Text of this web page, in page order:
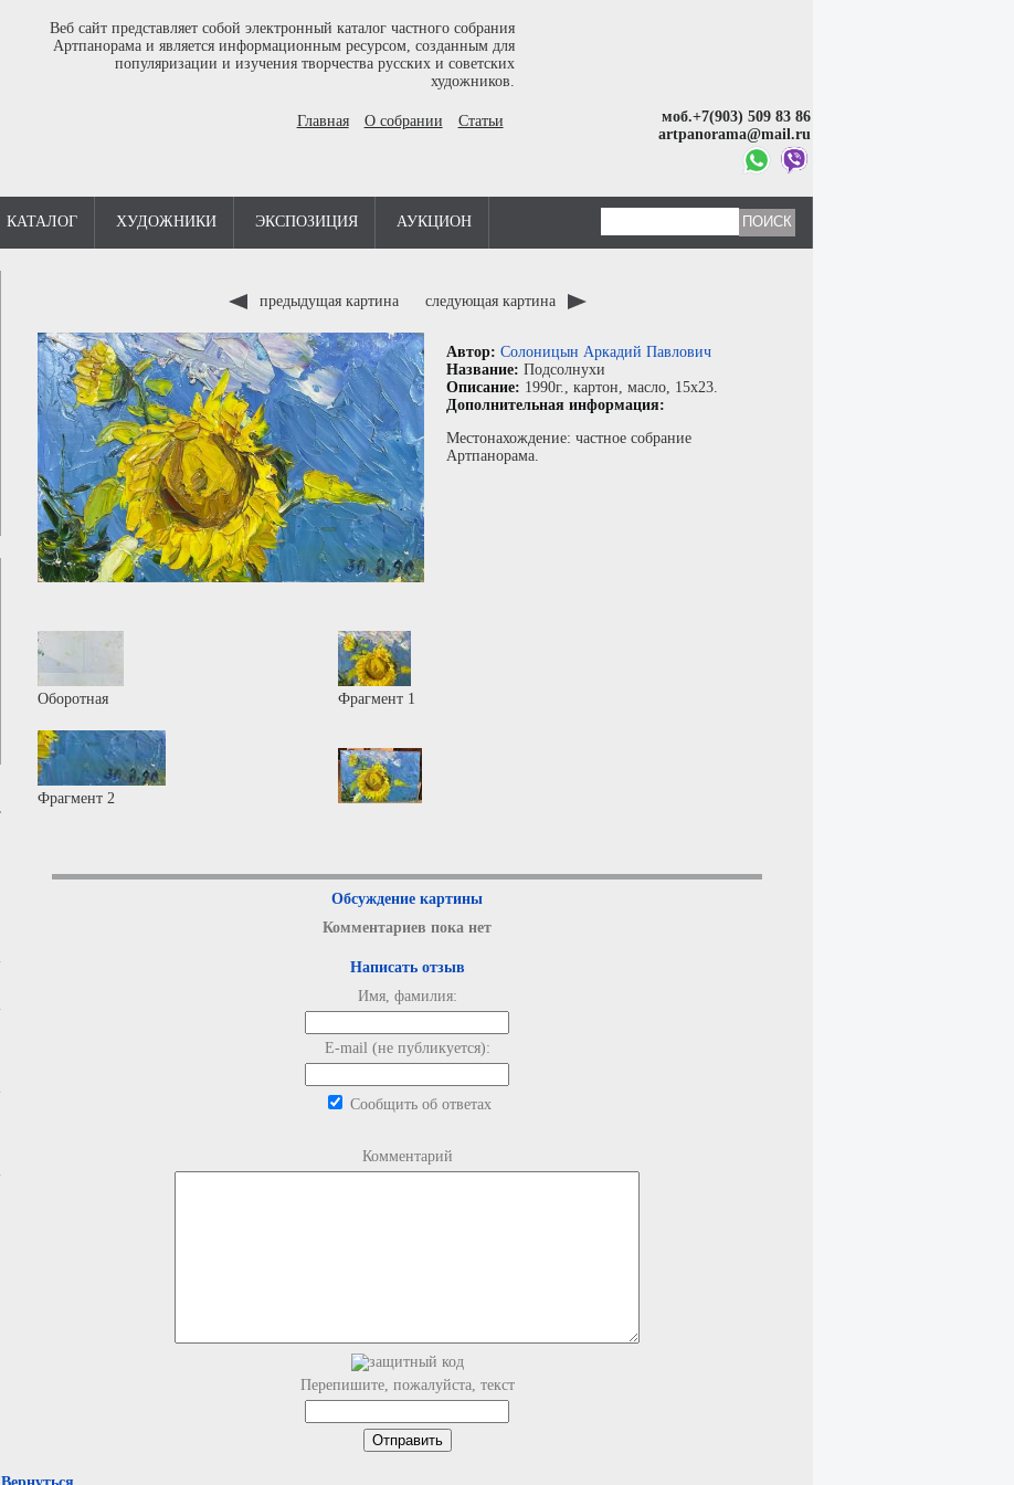
Веб сайт представляет собой электронный каталог частного собрания
Артпанорама и является информационным ресурсом, созданным для
популяризации и изучения творчества русских и советских
художников.
Главная О собрании Статьи
моб.+7(903) 509 83 86
artpanorama@mail.ru
КАТАЛОГ ХУДОЖНИКИ ЭКСПОЗИЦИЯ АУКЦИОН
предыдущая картина следующая картина
Автор: Солоницын Аркадий Павлович
Название: Подсолнухи
Описание: 1990г., картон, масло, 15x23.
Дополнительная информация:
Местонахождение: частное собрание
Артпанорама.
Оборотная Фрагмент 1
Фрагмент 2
Обсуждение картины
Комментариев пока нет
Написать отзыв
Имя, фамилия:
E-mail (не публикуется):
Сообщить об ответах
Комментарий
Перепишите, пожалуйста, текст